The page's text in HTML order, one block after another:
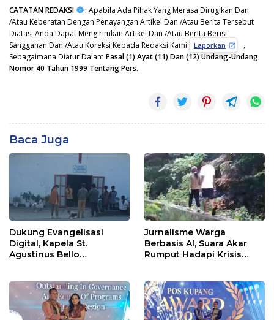
CATATAN REDAKSI : Apabila Ada Pihak Yang Merasa Dirugikan Dan
/Atau Keberatan Dengan Penayangan Artikel Dan /Atau Berita Tersebut
Diatas, Anda Dapat Mengirimkan Artikel Dan /Atau Berita Berisi
Sanggahan Dan /Atau Koreksi Kepada Redaksi Kami
Laporkan
,
Sebagaimana Diatur Dalam Pasal (1) Ayat (11) Dan (12) Undang-Undang
Nomor 40 Tahun 1999 Tentang Pers.
Baca Juga
Dukung Evangelisasi
Digital, Kapela St.
Agustinus Bello
Jurnalisme Warga
Berbasis AI, Suara Akar
Rumput Hadapi Krisis